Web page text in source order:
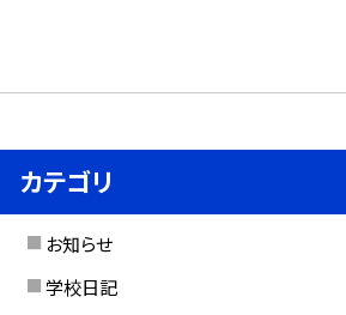
カテゴリ
お知らせ
学校日記